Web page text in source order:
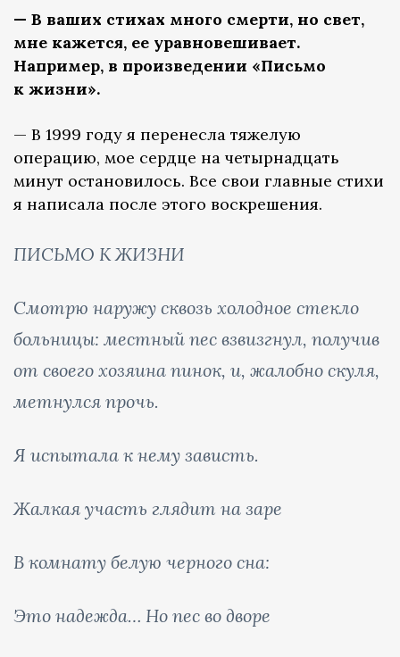
— В ваших стихах много смерти, но свет,
мне кажется, ее уравновешивает.
Например, в произведении «Письмо
к жизни».
— В 1999 году я перенесла тяжелую
операцию, мое сердце на четырнадцать
минут остановилось. Все свои главные стихи
я написала после этого воскрешения.
ПИСЬМО К ЖИЗНИ
Смотрю наружу сквозь холодное стекло
больницы: местный пес взвизгнул, получив
от своего хозяина пинок, и, жалобно скуля,
метнулся прочь.
Я испытала к нему зависть.
Жалкая участь глядит на заре
В комнату белую черного сна:
Это надежда… Но пес во дворе